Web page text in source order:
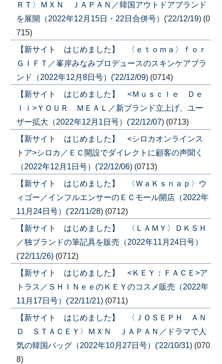
ＲＴ〉ＭＸＮ ＪＡＰＡＮ／韓国アウトドアブランド
を展開（2022年12月15日・22日合併号）('22/12/19) (0
715)
【新サイト はじめました】 〈ｅｔｏｍａ〉ｆｏｒ
ＧＩＦＴ／峯岸みなみプロデュースのスキンケアブラ
ンド（2022年12月8日号）('22/12/09) (0714)
【新サイト はじめました】 <Ｍｕｓｃｌｅ Ｄｅ
ｌｉ>ＹＯＵＲ ＭＥＡＬ／新ブランド立上げ、ユー
ザー拡大（2022年12月1日号）('22/12/07) (0713)
【新サイト はじめました】 <シロカオンラインス
トア>シロカ／ＥＣ開設でダイレクトに顧客の声聞く
（2022年12月1日号）('22/12/06) (0713)
【新サイト はじめました】 〈ＷａＫｓｎａｐ〉ウ
ィゴー／インフルエンサーのＥＣモール開店（2022年
11月24日号）('22/11/28) (0712)
【新サイト はじめました】 〈ＬＡＭＹ〉ＤＫＳＨ
／独ブランドの筆記具を販売（2022年11月24日号）
('22/11/26) (0712)
【新サイト はじめました】 <ＫＥＹ：ＦＡＣＥ>ア
トラス／ＳＨＩＮｅｅのＫＥＹのコスメ販売（2022年
11月17日号）('22/11/21) (0711)
【新サイト はじめました】 〈ＪＯＳＥＰＨ ＡＮ
Ｄ ＳＴＡＣＥＹ〉ＭＸＮ ＪＡＰＡＮ／ドラマで人
気の韓国バッグ（2022年10月27日号）('22/10/31) (070
8)